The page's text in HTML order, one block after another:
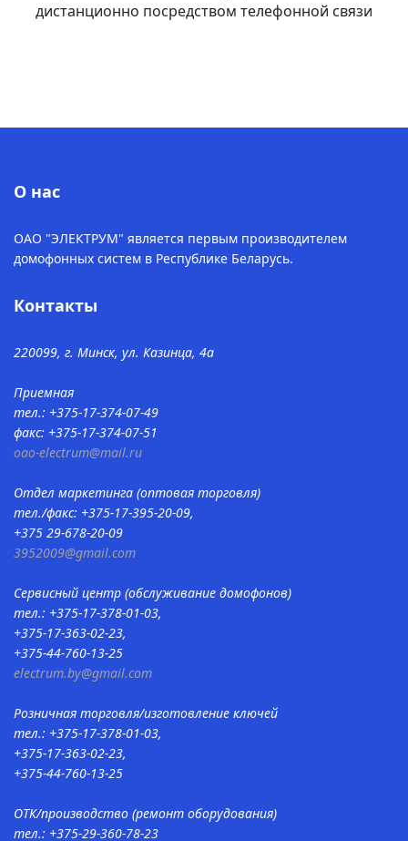
дистанционно посредством телефонной связи
О нас
ОАО "ЭЛЕКТРУМ" является первым производителем
домофонных систем в Республике Беларусь.
Контакты
220099, г. Минск, ул. Казинца, 4а
Приемная
тел.: +375-17-374-07-49
факс: +375-17-374-07-51
oao-electrum@mail.ru
Отдел маркетинга (оптовая торговля)
тел./факс: +375-17-395-20-09,
+375 29-678-20-09
3952009@gmail.com
Сервисный центр (обслуживание домофонов)
тел.: +375-17-378-01-03,
+375-17-363-02-23,
+375-44-760-13-25
electrum.by@gmail.com
Розничная торговля/изготовление ключей
тел.: +375-17-378-01-03,
+375-17-363-02-23,
+375-44-760-13-25
ОТК/производство (ремонт оборудования)
тел.: +375-29-360-78-23